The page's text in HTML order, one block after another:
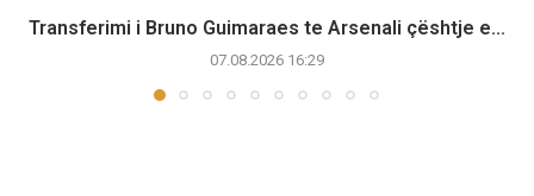
Transferimi i Bruno Guimaraes te Arsenali çështje e...
07.08.2026 16:29